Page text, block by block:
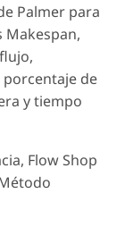
Palmer para
Makespan,
de
y tiempo
Flow Shop